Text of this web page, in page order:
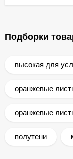
Подборки
высокая для
оранжевые
оранжевые
полутени